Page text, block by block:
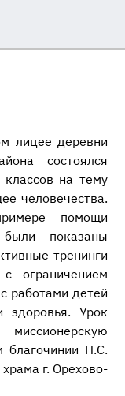
лицее деревни
состоялся
на тему
человечества.
помощи
показаны
тренинги
ограничением
работами детей
здоровья. Урок
благочинии П.С.
г. Орехово-